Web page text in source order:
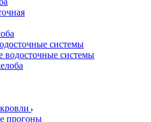
системы
водосточные системы
прогоны